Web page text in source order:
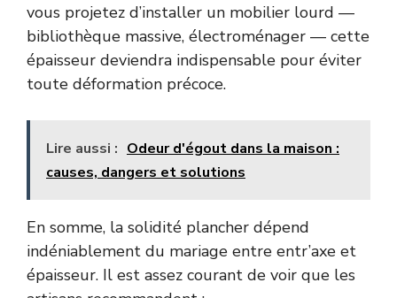
vous projetez d’installer un mobilier lourd —
bibliothèque massive, électroménager — cette
épaisseur deviendra indispensable pour éviter
toute déformation précoce.
Lire aussi : Odeur d'égout dans la maison :
causes, dangers et solutions
En somme, la solidité plancher dépend
indéniablement du mariage entre entr’axe et
épaisseur. Il est assez courant de voir que les